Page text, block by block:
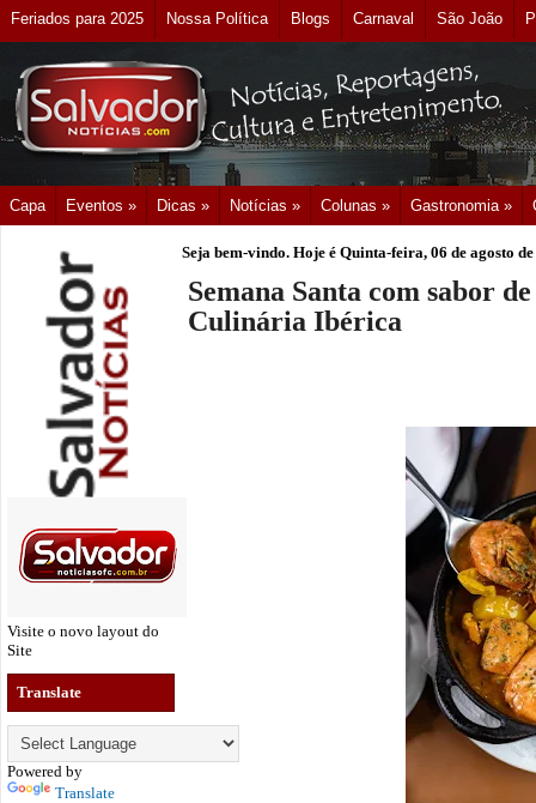
Feriados para 2025 Nossa Política Blogs Carnaval São João
Capa Eventos » Dicas » Notícias » Colunas » Gastronomia »
Visite o novo layout do
Site
Translate
Powered by
Translate
Seja bem-vindo. Hoje é Quinta-feira, 06 de agosto
Semana Santa com sabor
Culinária Ibérica